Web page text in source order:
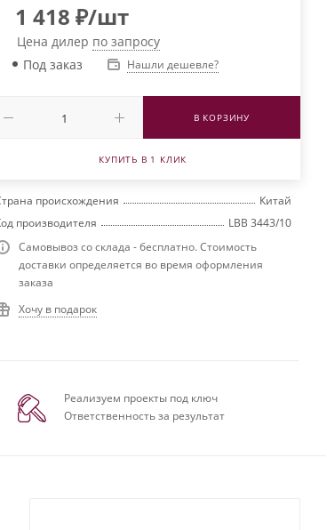
1 418 ₽/шт
Цена дилер по запросу
Под заказ
Нашли дешевле?
В КОРЗИНУ
КУПИТЬ В 1 КЛИК
происхождения
Китай
производителя
LBB 3443/10
Самовывоз со склада - бесплатно. Стоимость
доставки определяется во время оформления
заказа
Хочу в подарок
Реализуем проекты под ключ
Ответственность за результат